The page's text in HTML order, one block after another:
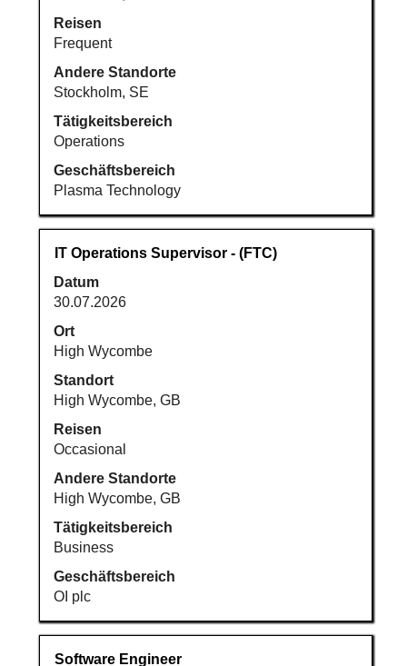
Reisen
Frequent
Andere Standorte
Stockholm, SE
Tätigkeitsbereich
Operations
Geschäftsbereich
Plasma Technology
anzuzeigen.
Stellenbezeichnung
IT Operations Supervisor - (FTC)
Datum
30.07.2026
Ort
High Wycombe
Standort
High Wycombe, GB
Reisen
Occasional
Andere Standorte
High Wycombe, GB
Tätigkeitsbereich
Business
Geschäftsbereich
OI plc
Drücken
Sie
die
Leertaste,
um
die
Stelleninformationen
vollständig
anzuzeigen.
Stellenbezeichnung
Software Engineer
Drücken